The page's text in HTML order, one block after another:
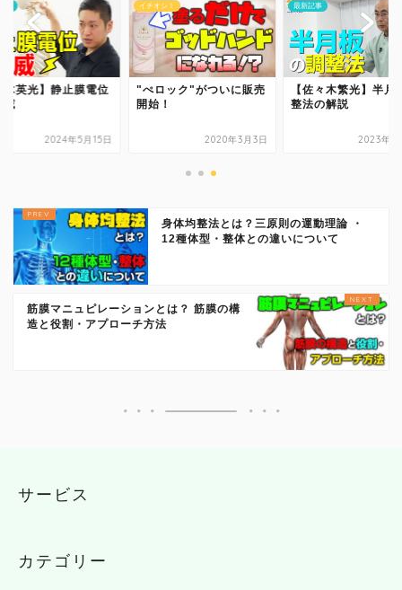
木英光】静止膜電位
威
2024年5月15日
イチオシ！
"ぺロック"がついに販売
開始！
2020年3月3日
最新記事
【佐々木繁光】半月
整法の解説
2023年8
身体均整法とは？三原則の運動理論 ・
12種体型・整体との違いについて
筋膜マニュピレーションとは？ 筋膜の構
造と役割・アプローチ方法
サービス
カテゴリー